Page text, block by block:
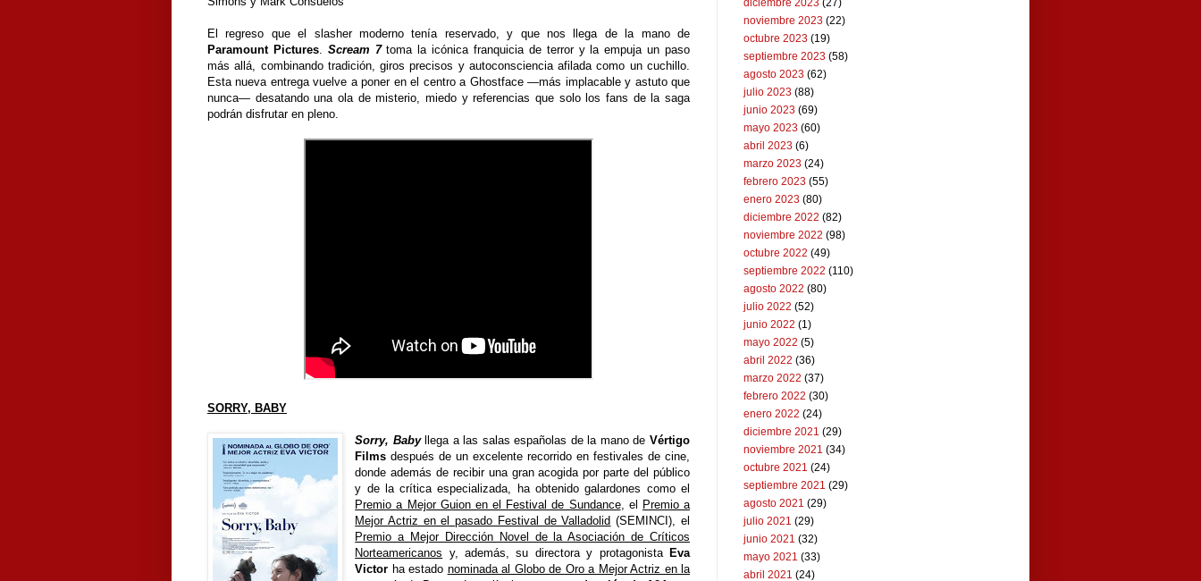
El regreso que el slasher moderno tenía reservado, y que nos llega de la mano de
Paramount Pictures. Scream 7toma la icónica franquicia de terror y la empuja un paso
más allá, combinando tradición, giros precisos y autoconsciencia afilada como un cuchillo.
Esta nueva entrega vuelve a poner en el centro a Ghostface —más implacable y astuto que
nunca— desatando una ola de misterio, miedo y referencias que solo los fans de la saga
podrán disfrutar en pleno.
SORRY, BABY
Sorry, Baby llega a las salas españolas de la mano deVértigo
Films después de un excelente recorrido en festivales de cine,
donde además de recibir una gran acogida por parte del público
y de la crítica especializada, ha obtenido galardones como el
Premio a Mejor Guion en el Festival de Sundance, el
Premio a
Mejor Actriz en el pasado Festival de Valladolid (SEMINCI), el
Premio a Mejor Dirección Novel de la Asociación de Críticos
Norteamericanos y, además, su directora y protagonista Eva
Victor ha estado nominada al Globo de Oro a Mejor Actriz en la
diciembre 2023 (27)
noviembre 2023 (22)
octubre 2023 (19)
septiembre 2023 (58)
agosto 2023 (62)
julio 2023 (88)
junio 2023 (69)
mayo 2023 (60)
abril 2023 (6)
marzo 2023 (24)
febrero 2023 (55)
enero 2023 (80)
diciembre 2022 (82)
noviembre 2022 (98)
octubre 2022 (49)
septiembre 2022 (110)
agosto 2022 (80)
julio 2022 (52)
junio 2022 (1)
mayo 2022 (5)
abril 2022 (36)
marzo 2022 (37)
febrero 2022 (30)
enero 2022 (24)
diciembre 2021 (29)
noviembre 2021 (34)
octubre 2021 (24)
septiembre 2021 (29)
agosto 2021 (29)
julio 2021 (29)
junio 2021 (32)
mayo 2021 (33)
abril 2021 (24)